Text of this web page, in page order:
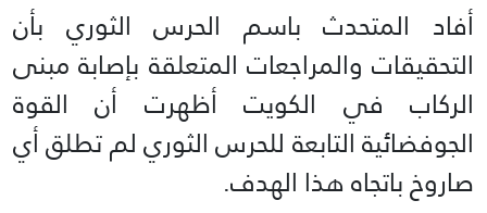
أفاد المتحدث باسم الحرس الثوري بأن
التحقيقات والمراجعات المتعلقة بإصابة مبنى
الركاب في الكويت أظهرت أن القوة
الجوفضائية التابعة للحرس الثوري لم تطلق أي
صاروخ باتجاه هذا الهدف.